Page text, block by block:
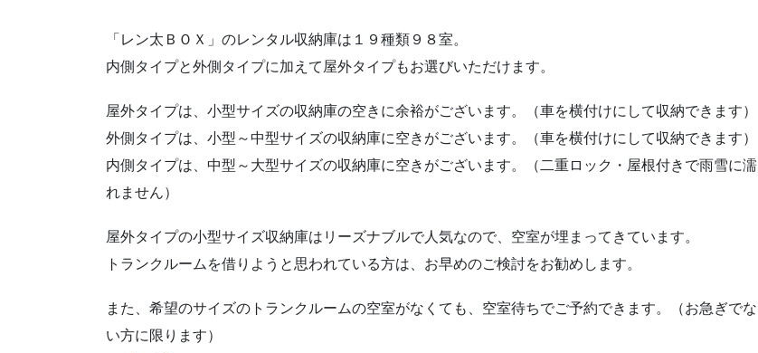
「レン太ＢＯＸ」のレンタル収納庫は１９種類９８室。
内側タイプと外側タイプに加えて屋外タイプもお選びいただけます。
屋外タイプは、小型サイズの収納庫の空きに余裕がございます。（車を横付けにして収納できます）
外側タイプは、小型～中型サイズの収納庫に空きがございます。（車を横付けにして収納できます）
内側タイプは、中型～大型サイズの収納庫に空きがございます。（二重ロック・屋根付きで雨雪に濡
れません）
屋外タイプの小型サイズ収納庫はリーズナブルで人気なので、空室が埋まってきています。
トランクルームを借りようと思われている方は、お早めのご検討をお勧めします。
また、希望のサイズのトランクルームの空室がなくても、空室待ちでご予約できます。（お急ぎでな
い方に限ります）